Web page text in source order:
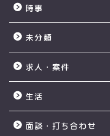
時事
未分類
求人・案件
生活
面談・打ち合わせ